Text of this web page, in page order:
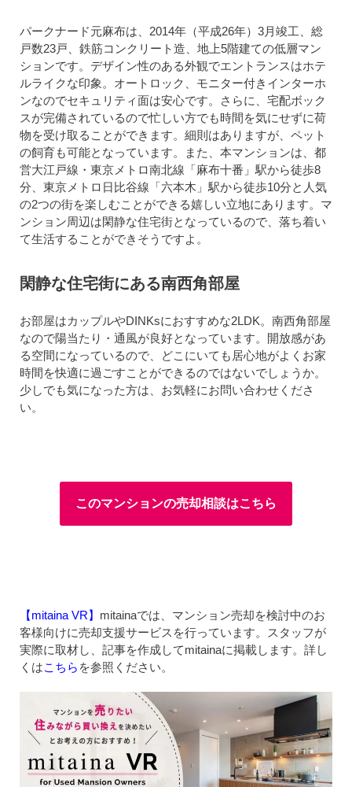
パークナード元麻布は、2014年（平成26年）3月竣工、総
戸数23戸、鉄筋コンクリート造、地上5階建ての低層マン
ションです。デザイン性のある外観でエントランスはホテ
ルライクな印象。オートロック、モニター付きインターホ
ンなのでセキュリティ面は安心です。さらに、宅配ボック
スが完備されているので忙しい方でも時間を気にせずに荷
物を受け取ることができます。細則はありますが、ペット
の飼育も可能となっています。また、本マンションは、都
営大江戸線・東京メトロ南北線「麻布十番」駅から徒歩8
分、東京メトロ日比谷線「六本木」駅から徒歩10分と人気
の2つの街を楽しむことができる嬉しい立地にあります。マ
ンション周辺は閑静な住宅街となっているので、落ち着い
て生活することができそうですよ。
閑静な住宅街にある南西角部屋
お部屋はカップルやDINKsにおすすめな2LDK。南西角部屋
なので陽当たり・通風が良好となっています。開放感があ
る空間になっているので、どこにいても居心地がよくお家
時間を快適に過ごすことができるのではないでしょうか。
少しでも気になった方は、お気軽にお問い合わせくださ
い。
このマンションの売却相談はこちら
【mitaina VR】 mitainaでは、マンション売却を検討中のお
客様向けに売却支援サービスを行っています。スタッフが
実際に取材し、記事を作成してmitainaに掲載します。詳し
くはこちら を参照ください。